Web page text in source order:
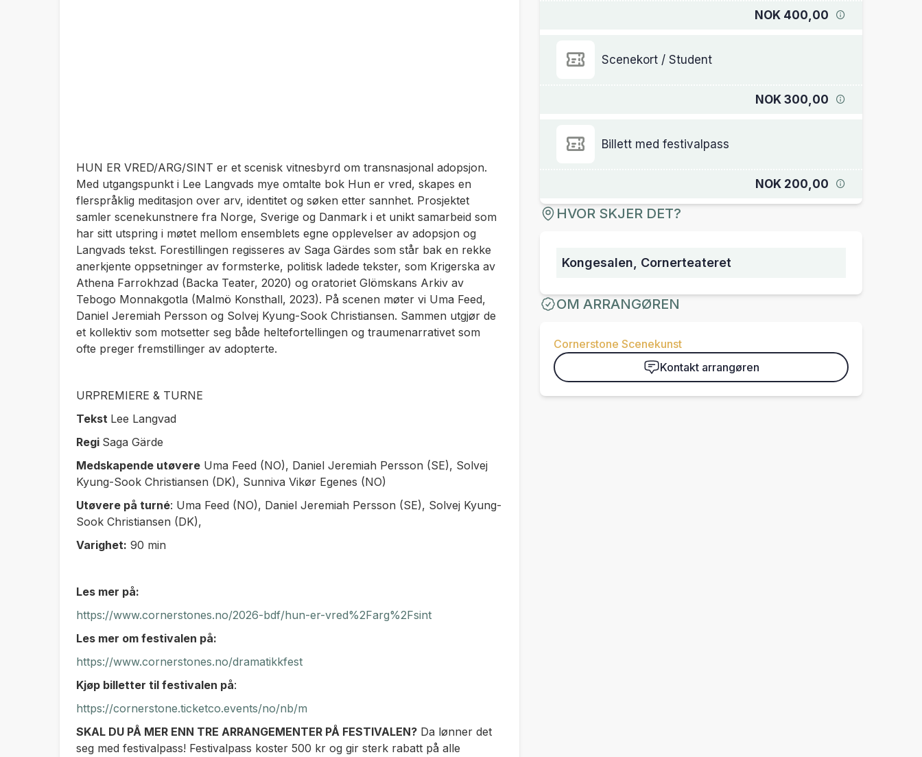
HUN ER VRED/ARG/SINT er et scenisk vitnesbyrd om transnasjonal adopsjon.
Med utgangspunkt i Lee Langvads mye omtalte bok Hun er vred, skapes en
flerspråklig meditasjon over arv, identitet og søken etter sannhet. Prosjektet
samler scenekunstnere fra Norge, Sverige og Danmark i et unikt samarbeid som
har sitt utspring i møtet mellom ensemblets egne opplevelser av adopsjon og
Langvads tekst. Forestillingen regisseres av Saga Gärdes som står bak en rekke
anerkjente oppsetninger av formsterke, politisk ladede tekster, som Krigerska av
Athena Farrokhzad (Backa Teater, 2020) og oratoriet Glömskans Arkiv av
Tebogo Monnakgotla (Malmö Konsthall, 2023). På scenen møter vi Uma Feed,
Daniel Jeremiah Persson og Solvej Kyung-Sook Christiansen. Sammen utgjør de
et kollektiv som motsetter seg både heltefortellingen og traumenarrativet som
ofte preger fremstillinger av adopterte.
URPREMIERE & TURNE
Tekst Lee Langvad
Regi Saga Gärde
Medskapende utøvere Uma Feed (NO), Daniel Jeremiah Persson (SE), Solvej
Kyung-Sook Christiansen (DK), Sunniva Vikør Egenes (NO)
Utøvere på turné: Uma Feed (NO), Daniel Jeremiah Persson (SE), Solvej Kyung-
Sook Christiansen (DK),
Varighet: 90 min
Les mer på:
https://www.cornerstones.no/2026-bdf/hun-er-vred%2Farg%2Fsint
Les mer om festivalen på:
https://www.cornerstones.no/dramatikkfest
Kjøp billetter til festivalen på:
https://cornerstone.ticketco.events/no/nb/m
SKAL DU PÅ MER ENN TRE ARRANGEMENTER PÅ FESTIVALEN? Da lønner det
seg med festivalpass! Festivalpass koster 500 kr og gir sterk rabatt på alle
NOK 400,00
Scenekort / Student
NOK 300,00
Billett med festivalpass
NOK 200,00
HVOR SKJER DET?
Kongesalen, Cornerteateret
OM ARRANGØREN
Cornerstone Scenekunst
Kontakt arrangøren